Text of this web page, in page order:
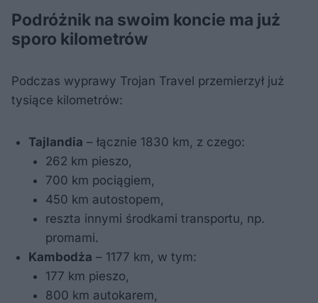
Podróżnik na swoim koncie ma już
sporo kilometrów
Podczas wyprawy Trojan Travel przemierzył już
tysiące kilometrów:
Tajlandia – łącznie 1830 km, z czego:
262 km pieszo,
700 km pociągiem,
450 km autostopem,
reszta innymi środkami transportu, np.
promami.
Kambodża – 1177 km, w tym:
177 km pieszo,
800 km autokarem,